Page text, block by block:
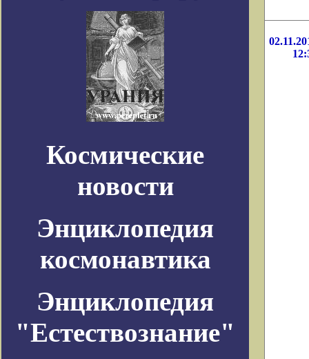
Космические
новости
Энциклопедия
космонавтика
Энциклопедия
"Естествознание"